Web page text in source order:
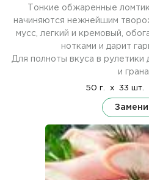
Тонкие обжаренные
начиняются нежнейшим
мусс, легкий и кремовый,
нотками и дарит
Для полноты вкуса в рулетики
и
50 г. x 33 шт.